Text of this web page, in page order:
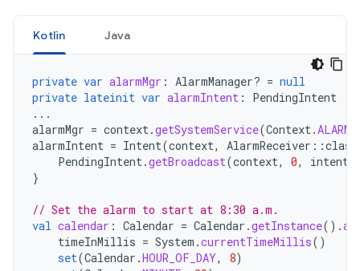
Kotlin Java
private var alarmMgr : AlarmManager? = null
private lateinit var alarmIntent :
PendingIntent
...
alarmMgr = context.getSystemService(Context.
alarmIntent = Intent(context, AlarmReceiver ::class
PendingIntent.getBroadcast(context, 0, intent
}
// Set the alarm to start at 8:30 a.m.
val calendar : Calendar = Calendar .getInstance().
timeInMillis = System .currentTimeMillis()
set(Calendar .HOUR_OF_DAY, 8)